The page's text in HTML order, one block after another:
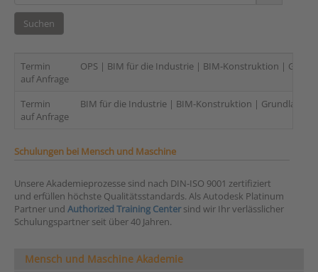
Suchen
Termin
auf Anfrage
OPS | BIM für die Industrie | BIM-Konstruktion |
Termin
auf Anfrage
BIM für die Industrie | BIM-Konstruktion | Grundlagen
Schulungen bei Mensch und Maschine
Unsere Akademieprozesse sind nach DIN-ISO 9001 zertifiziert
und erfüllen höchste Qualitätsstandards. Als Autodesk Platinum
Partner und Authorized Training Centersind wir Ihr verlässlicher
Schulungspartner seit über 40 Jahren.
Mensch und Maschine Akademie